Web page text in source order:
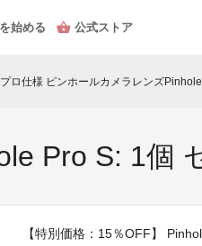
始める 公式ストア
ロ仕様 ピンホールカメラレンズPinhole
Pro S: 1個
【特別価格：15％OFF】